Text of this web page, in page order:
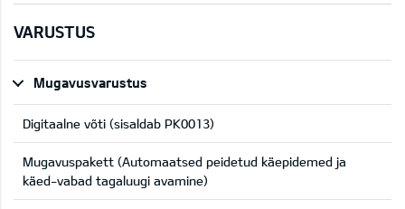
VARUSTUS
Mugavusvarustus
Digitaalne võti (sisaldab PK0013)
Mugavuspakett (Automaatsed peidetud käepidemed ja
käed-vabad tagaluugi avamine)